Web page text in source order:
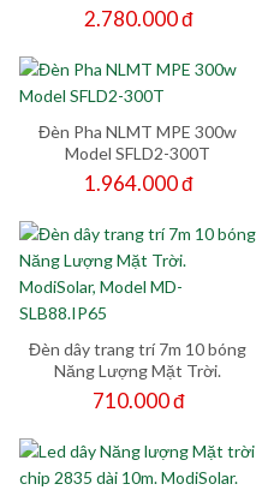
2.780.000 đ
Đèn Pha NLMT MPE 300w
Model SFLD2-300T
1.964.000 đ
Đèn dây trang trí 7m 10 bóng
Năng Lượng Mặt Trời.
ModiSolar, Model MD-
SLB88.IP65
710.000 đ